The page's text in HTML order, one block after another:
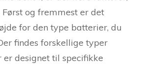
og fremmest er det
for den type batterier, du
findes forskellige typer
er designet til specifikke